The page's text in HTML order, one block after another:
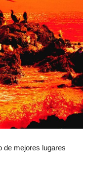
de mejores lugares